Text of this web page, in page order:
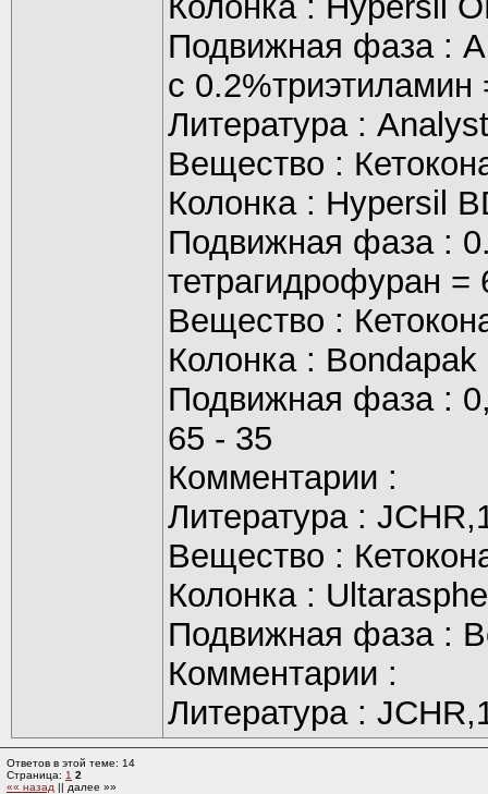
Подвижная фаза :
c 0.2%триэтиламин
Литература :
Вещество :
Колонка : Hypersil
Подвижная фаза :
тетрагидрофуран =
Вещество :
Колонка : Bondapak
Подвижная фаза :
65 - 35
Комментарии :
Литература :
Вещество :
Колонка :
Подвижная фаза :
Комментарии :
Литература :
Ответов в этой теме: 14
Страница: 1 2
«« назад || далее »»